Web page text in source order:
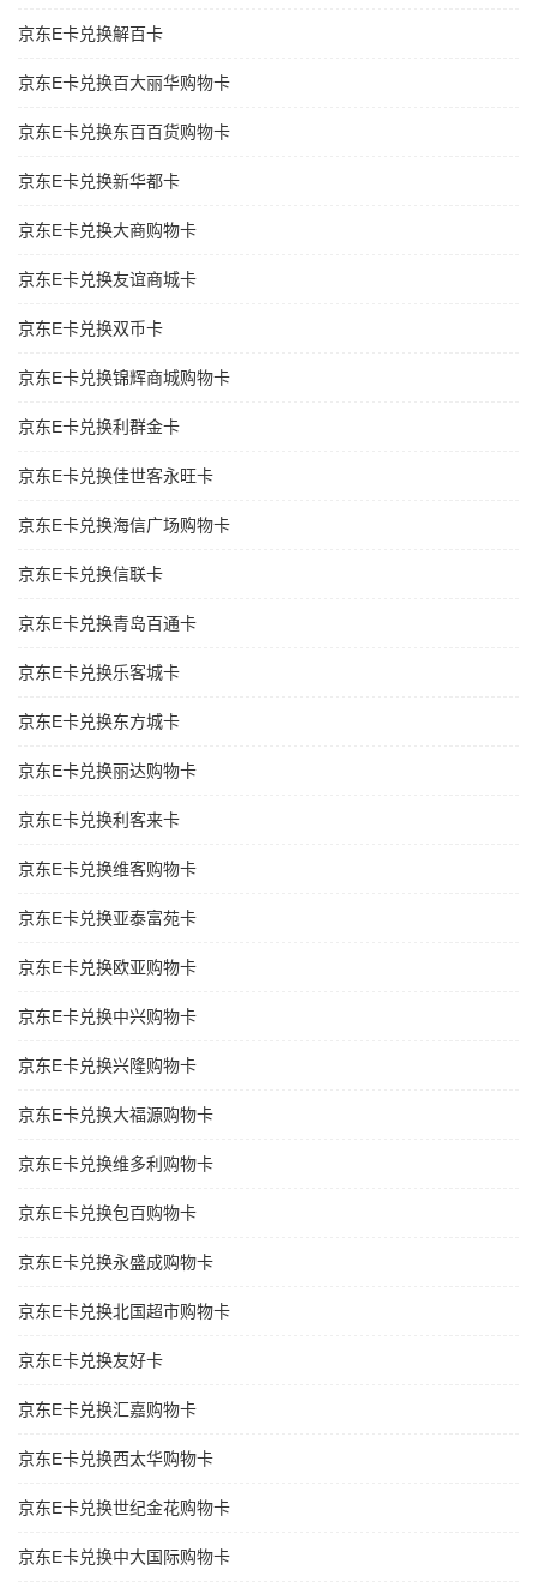
京东E卡兑换解百卡
京东E卡兑换百大丽华购物卡
京东E卡兑换东百百货购物卡
京东E卡兑换新华都卡
京东E卡兑换大商购物卡
京东E卡兑换友谊商城卡
京东E卡兑换双币卡
京东E卡兑换锦辉商城购物卡
京东E卡兑换利群金卡
京东E卡兑换佳世客永旺卡
京东E卡兑换海信广场购物卡
京东E卡兑换信联卡
京东E卡兑换青岛百通卡
京东E卡兑换乐客城卡
京东E卡兑换东方城卡
京东E卡兑换丽达购物卡
京东E卡兑换利客来卡
京东E卡兑换维客购物卡
京东E卡兑换亚泰富苑卡
京东E卡兑换欧亚购物卡
京东E卡兑换中兴购物卡
京东E卡兑换兴隆购物卡
京东E卡兑换大福源购物卡
京东E卡兑换维多利购物卡
京东E卡兑换包百购物卡
京东E卡兑换永盛成购物卡
京东E卡兑换北国超市购物卡
京东E卡兑换友好卡
京东E卡兑换汇嘉购物卡
京东E卡兑换西太华购物卡
京东E卡兑换世纪金花购物卡
京东E卡兑换中大国际购物卡